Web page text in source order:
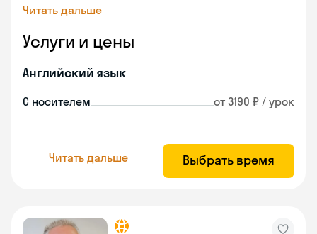
Читать дальше
Услуги и цены
Английский язык
С носителем от 3190 ₽ / урок
Читать дальше Выбрать время